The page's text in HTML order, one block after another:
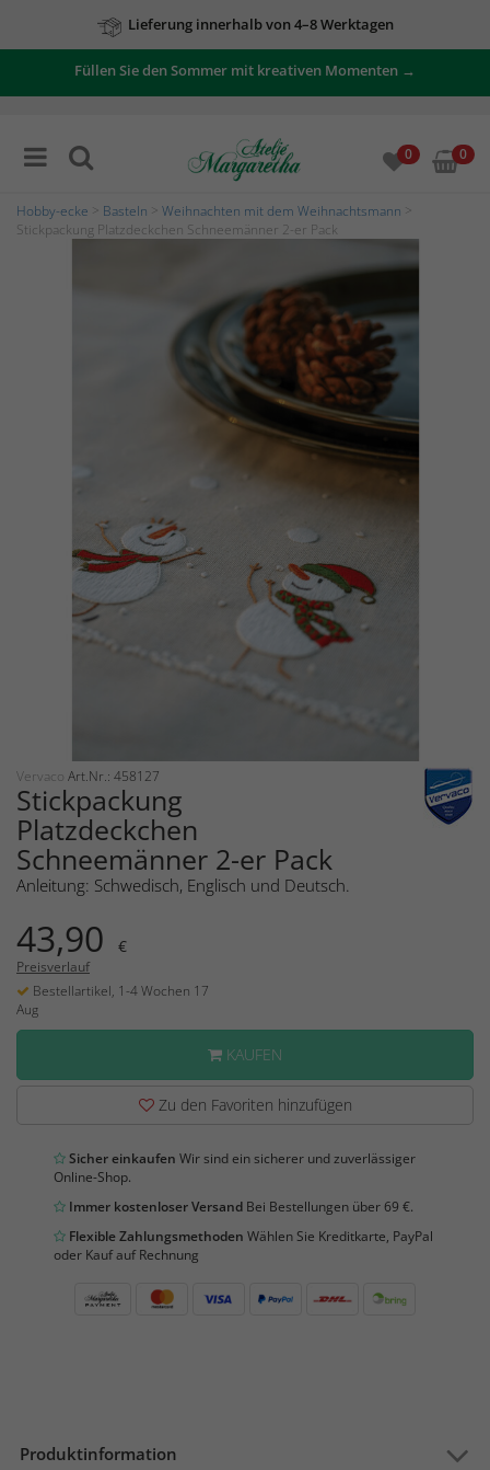
Lieferung innerhalb von 4–8 Werktagen
Füllen Sie den Sommer mit kreativen Momenten →
0 0
Hobby-ecke Basteln Weihnachten mit dem Weihnachtsmann
Stickpackung Platzdeckchen Schneemänner 2-er Pack
Vervaco Art.Nr.: 458127
Stickpackung
Platzdeckchen
Schneemänner 2-er Pack
Anleitung: Schwedisch, Englisch und Deutsch.
43,90 €
Preisverlauf
Bestellartikel, 1-4 Wochen 17
Aug
KAUFEN
Zu den Favoriten hinzufügen
Sicher einkaufen Wir sind ein sicherer und zuverlässiger
Online-Shop.
Immer kostenloser Versand Bei Bestellungen über 69 €.
Flexible Zahlungsmethoden Wählen Sie Kreditkarte, PayPal
oder Kauf auf Rechnung
Produktinformation